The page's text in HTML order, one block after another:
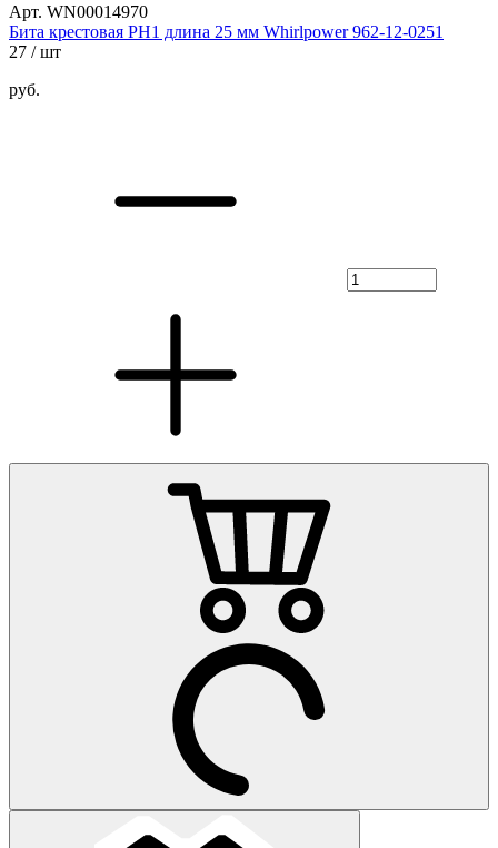
Арт. WN00014970
Бита крестовая PH1 длина 25 мм Whirlpower 962-12-0251
27 / шт
руб.